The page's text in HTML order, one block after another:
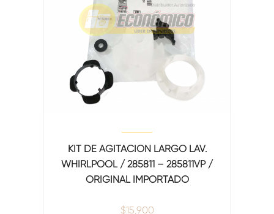
KIT DE AGITACION LARGO LAV.
WHIRLPOOL / 285811 – 285811VP /
ORIGINAL IMPORTADO
$15,900